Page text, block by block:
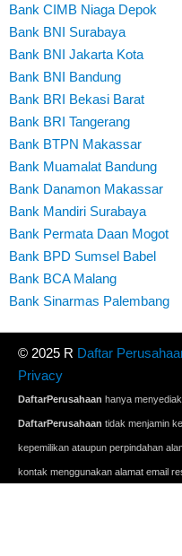
Bank CIMB Niaga Depok
Bank BNI Surabaya
Bank BNI Jakarta Kota
Bank BNI Bandung
Bank BRI Bekasi Barat
Bank BRI Tangerang
Bank BTPN Makassar
Bank Muamalat Bandung
Bank Danamon Makassar
Bank Mandiri Surabaya
Bank Permata Daan Mogot
Bank BPD Sumsel Babel
Bank BCA Malang
Bank Sinarmas Palembang
© 2025 R Daftar
Privacy
DaftarPerusahaan hanya
DaftarPerusahaan tidak menjamin
kepemilikan ataupun perpindahan
kontak menggunakan alamat email